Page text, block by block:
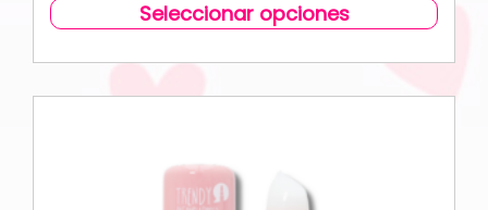
Seleccionar opciones